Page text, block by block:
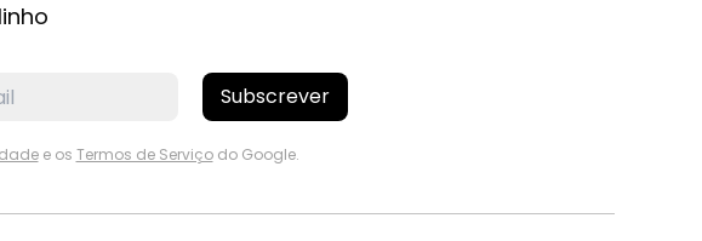
Subscrever
e os Termos de Serviçodo Google.